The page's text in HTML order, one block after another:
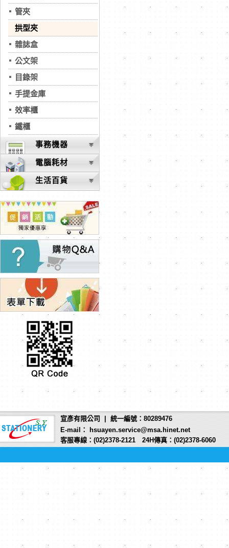
管夾
拱型夾
雜誌盒
公文架
目錄架
手提金庫
效率櫃
鐵櫃
事務機器
電腦耗材
生活百貨
宣彥有限公司 | 統一編號：80289476
E-mail： hsuayen.service@msa.hinet.net
客服專線：(02)2378-2121 24H傳真：(02)2378-6060